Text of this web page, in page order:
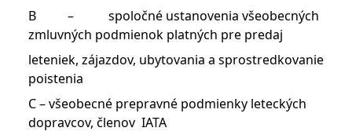
B – spoločné ustanovenia všeobecných
zmluvných podmienok platných pre predaj
leteniek, zájazdov, ubytovania a sprostredkovanie
poistenia
C – všeobecné prepravné podmienky leteckých
dopravcov, členov IATA